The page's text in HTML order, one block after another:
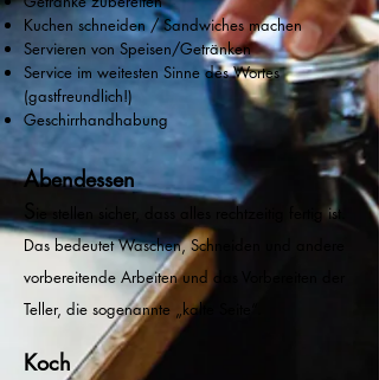
Kuchen schneiden / Sandwiches machen
Servieren von Speisen/Getränken
Service im weitesten Sinne des Wortes
(gastfreundlich!)
Geschirrhandhabung
Abendessen
ie stellen sicher, dass alles rechtzeitig fertig ist.
Das bedeutet Waschen, Schneiden und andere
vorbereitende Arbeiten und das Vorbereiten der
Teller, die sogenannte „kalte Seite“.
Koch